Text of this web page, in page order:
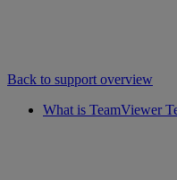
Back to support overview
What is TeamViewer